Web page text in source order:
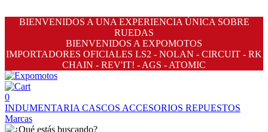
BIENVENIDOS A UNA EXPERIENCIA ÚNICA SOBRE
RUEDAS
BIENVENIDOS A EXPOMOTOS
IMPORTADORES OFICIALES LS2 - NOLAN - CIRCUIT - RK
CHAIN - REV'IT! - AGS - ATOMIC
0
INDUMENTARIA CASCOS ACCESORIOS REPUESTOS
Marcas